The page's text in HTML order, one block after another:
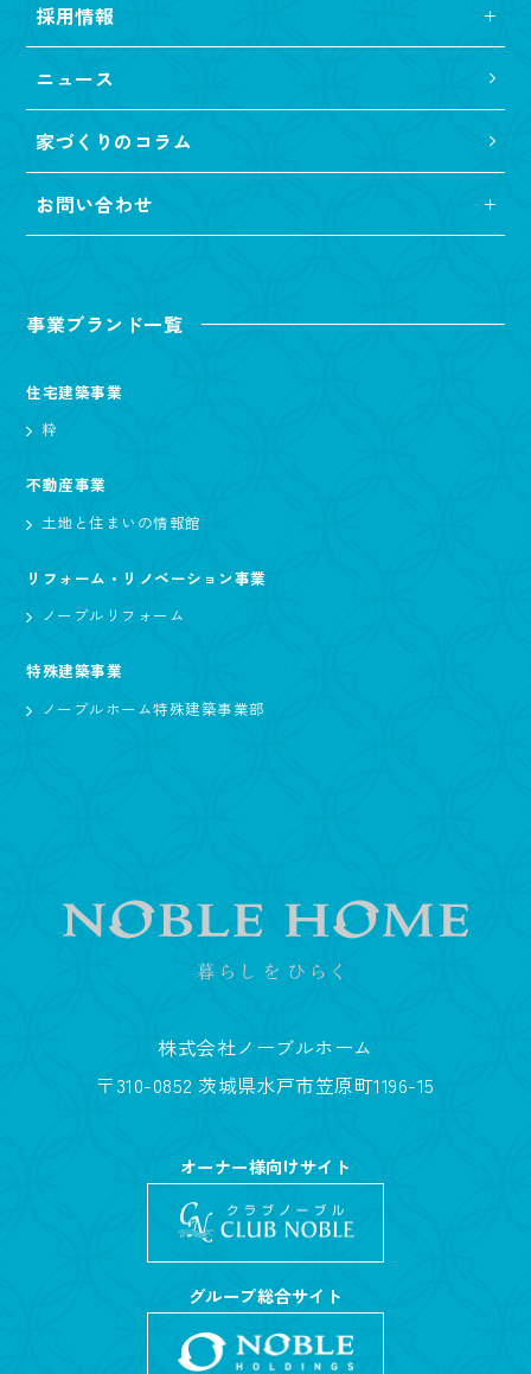
採用情報
ニュース
家づくりのコラム
お問い合わせ
事業ブランド一覧
住宅建築事業
粋
不動産事業
土地と住まいの情報館
リフォーム・リノベーション事業
ノーブルリフォーム
特殊建築事業
ノーブルホーム特殊建築事業部
株式会社ノーブルホーム
〒310-0852 茨城県水戸市笠原町1196-15
オーナー様向けサイト
グループ総合サイト